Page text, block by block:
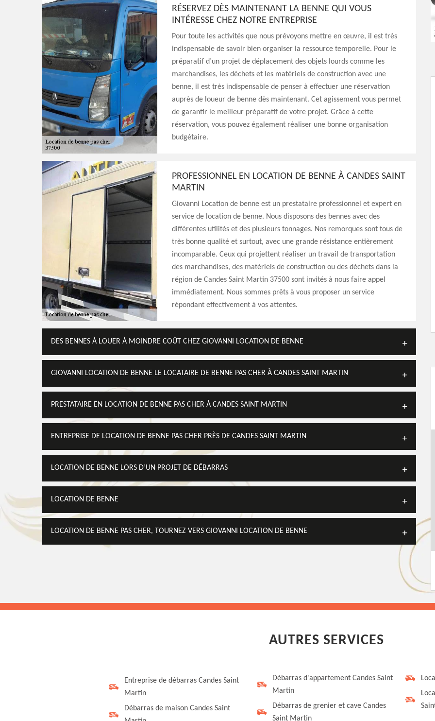
RÉSERVEZ DÈS MAINTENANT LA BENNE QUI VOUS
INTÉRESSE CHEZ NOTRE ENTREPRISE
Pour toute les activités que nous prévoyons mettre en œuvre, il est très
indispensable de savoir bien organiser la ressource temporelle. Pour le
préparatif d’un projet de déplacement des objets lourds comme les
marchandises, les déchets et les matériels de construction avec une
benne, il est très indispensable de penser à effectuer une réservation
auprès de loueur de benne dès maintenant. Cet agissement vous permet
de garantir le meilleur préparatif de votre projet. Grâce à cette
réservation, vous pouvez également réaliser une bonne organisation
budgétaire.
PROFESSIONNEL EN LOCATION DE BENNE À CANDES SAINT
MARTIN
Giovanni Location de benne est un prestataire professionnel et expert en
service de location de benne. Nous disposons des bennes avec des
différentes utilités et des plusieurs tonnages. Nos remorques sont tous de
très bonne qualité et surtout, avec une grande résistance entièrement
incomparable. Ceux qui projettent réaliser un travail de transportation
des marchandises, des matériels de construction ou des déchets dans la
région de Candes Saint Martin 37500 sont invités à nous faire appel
immédiatement. Nous sommes prêts à vous proposer un service
répondant effectivement à vos attentes.
DES BENNES À LOUER À MOINDRE COÛT CHEZ GIOVANNI LOCATION DE BENNE
GIOVANNI LOCATION DE BENNE LE LOCATAIRE DE BENNE PAS CHER À CANDES SAINT MARTIN
PRESTATAIRE EN LOCATION DE BENNE PAS CHER À CANDES SAINT MARTIN
ENTREPRISE DE LOCATION DE BENNE PAS CHER PRÈS DE CANDES SAINT MARTIN
LOCATION DE BENNE LORS D’UN PROJET DE DÉBARRAS
LOCATION DE BENNE
LOCATION DE BENNE PAS CHER, TOURNEZ VERS GIOVANNI LOCATION DE BENNE
AUTRES SERVICES
Entreprise de débarras Candes Saint
Martin
Débarras de maison Candes Saint
Débarras d'appartement Candes Saint
Martin
Débarras de grenier et cave Candes
Saint Martin